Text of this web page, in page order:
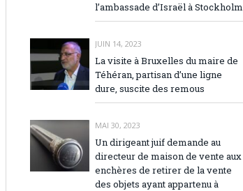
l’ambassade d’Israël à Stockholm
JUIN 14, 2023
La visite à Bruxelles du maire de
Téhéran, partisan d’une ligne
dure, suscite des remous
MAI 30, 2023
Un dirigeant juif demande au
directeur de maison de vente aux
enchères de retirer de la vente
des objets ayant appartenu à